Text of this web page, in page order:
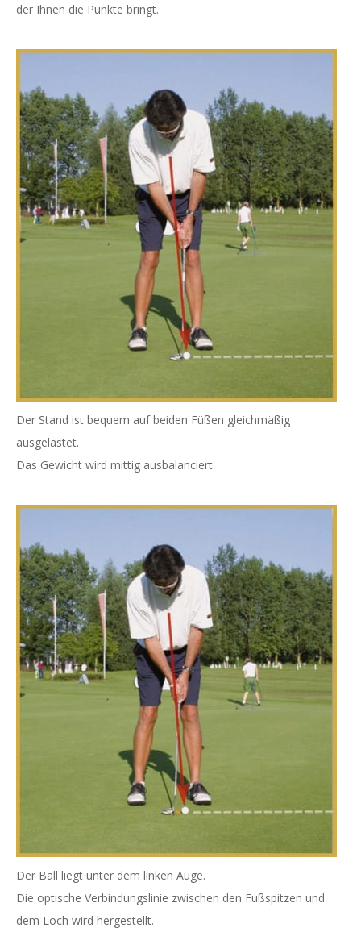
der Ihnen die Punkte bringt.
Der Stand ist bequem auf beiden Füßen gleichmäßig
ausgelastet.
Das Gewicht wird mittig ausbalanciert
Der Ball liegt unter dem linken Auge.
Die optische Verbindungslinie zwischen den Fußspitzen und
dem Loch wird hergestellt.